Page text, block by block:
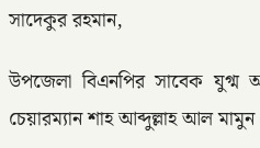
সাদেকুর রহমান,
উপজেলা বিএনপির সাবেক যুগ্ম
চেয়ারম্যান শাহ আব্দুল্লাহ আল